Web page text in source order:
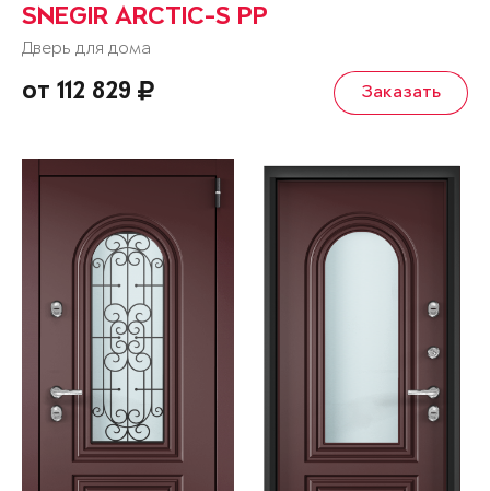
SNEGIR ARCTIC-S PP
Дверь для дома
от 112 829 Заказать